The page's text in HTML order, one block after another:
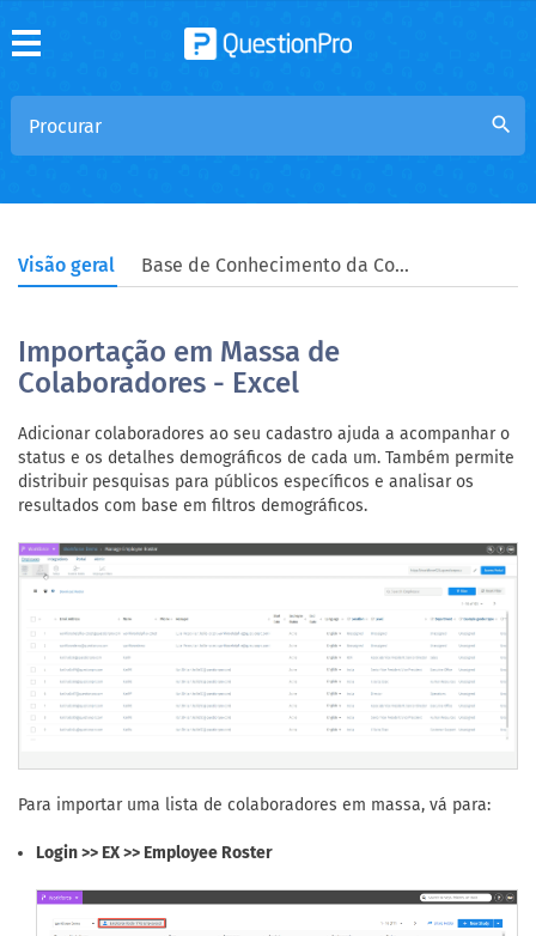
search
Visão geral Base de Conhecimento da Comunidade
Importação em Massa de
Colaboradores - Excel
Adicionar colaboradores ao seu cadastro ajuda a acompanhar o
status e os detalhes demográficos de cada um. Também permite
distribuir pesquisas para públicos específicos e analisar os
resultados com base em filtros demográficos.
Para importar uma lista de colaboradores em massa, vá para:
Login >> EX >> Employee Roster